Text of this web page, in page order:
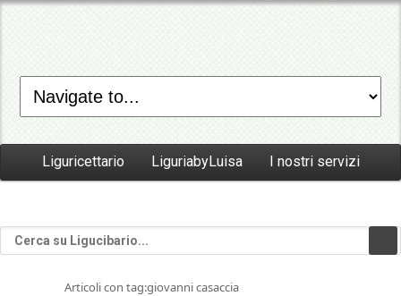
Liguricettario LiguriabyLuisa I nostri servizi
Articoli con tag:giovanni casaccia